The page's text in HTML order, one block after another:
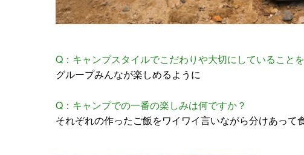
Q：キャンプスタイルでこだわりや大切にしていることを
グループみんなが楽しめるように
Q：キャンプでの一番の楽しみは何ですか？
それぞれの作ったご飯をワイワイ言いながら分けあって